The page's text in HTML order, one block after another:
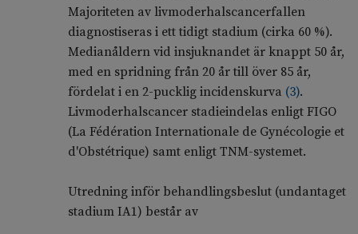
Majoriteten av livmoderhalscancerfallen
diagnostiseras i ett tidigt stadium (cirka 60 %).
Medianåldern vid insjuknandet är knappt 50 år,
med en spridning från 20 år till över 85 år,
fördelat i en 2-pucklig incidenskurva (3).
Livmoderhalscancer stadieindelas enligt FIGO
(La Fédération Internationale de Gynécologie et
d'Obstétrique) samt enligt TNM-systemet.
Utredning inför behandlingsbeslut (undantaget
stadium IA1) består av